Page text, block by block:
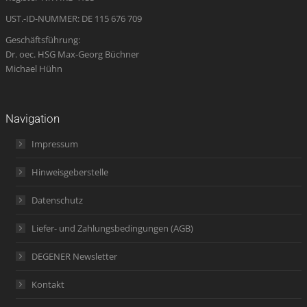
window
UST.-ID-NUMMER: DE 115 676 709
Geschäftsführung:
Dr. oec. HSG Max-Georg Büchner
Michael Hühn
Navigation
Impressum
Hinweisgeberstelle
Datenschutz
Liefer- und Zahlungsbedingungen (AGB)
DEGENER Newsletter
Kontakt